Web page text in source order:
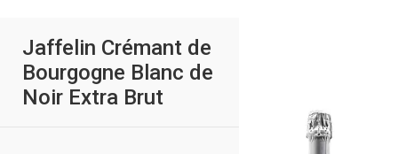
Jaffelin Crémant de
Bourgogne Blanc de
Noir Extra Brut